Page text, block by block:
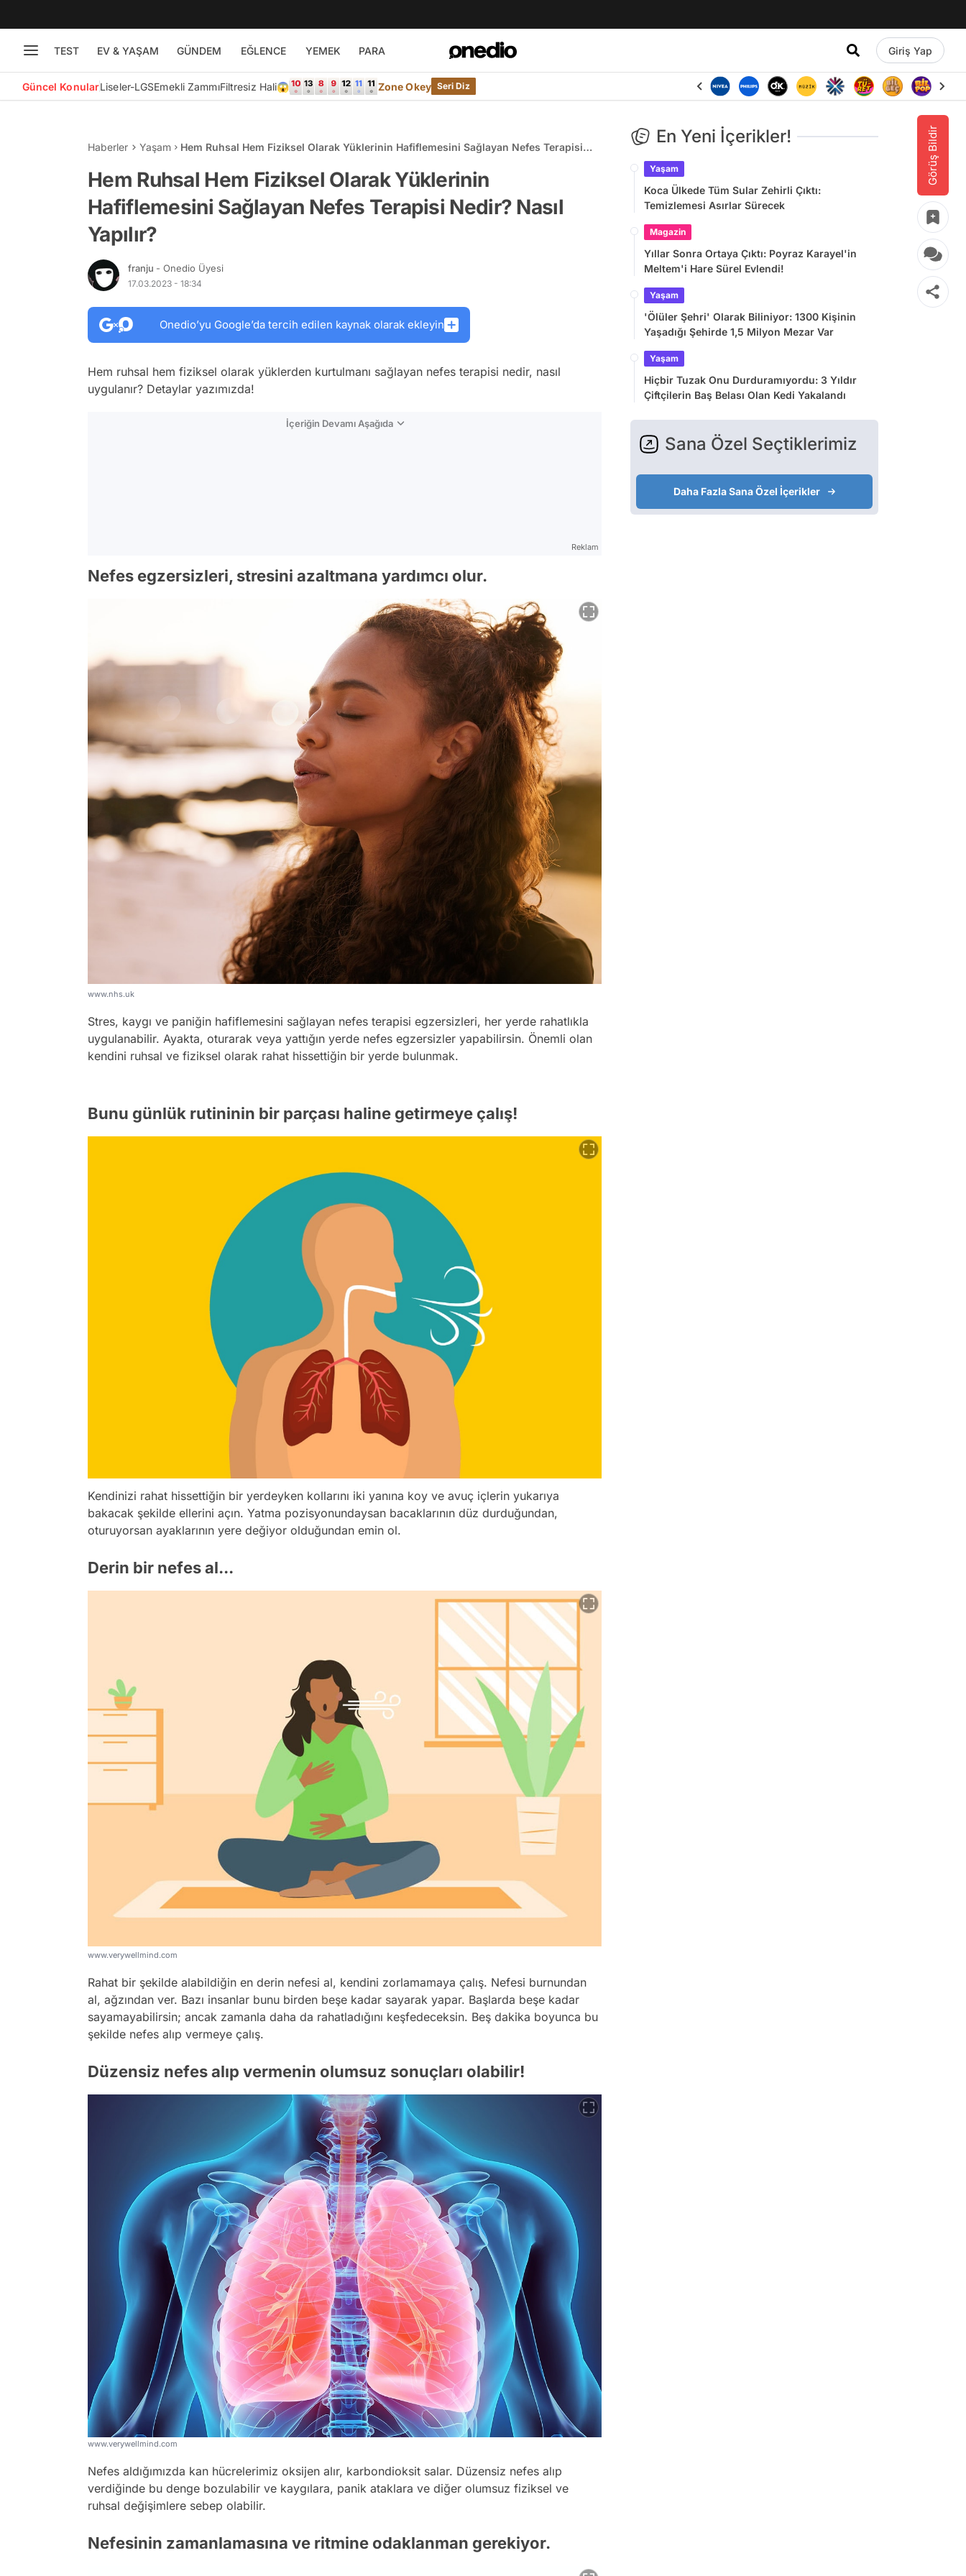
TEST EV & YAŞAM GÜNDEM EĞLENCE YEMEK PARA Giriş Yap
Güncel KonularLiseler-LGSEmekli ZammıFiltresiz Hali😱 Zone Okey Seri Diz
Görüş Bildir
Haberler Yaşam
Hem Ruhsal Hem Fiziksel Olarak Yüklerinin Hafiflemesini Sağlayan Nefes Terapisi
Hem Ruhsal Hem Fiziksel Olarak Yüklerinin
Hafiflemesini Sağlayan Nefes Terapisi Nedir? Nasıl
Yapılır?
franju - Onedio Üyesi
17.03.2023 - 18:34
Onedio’yu Google’da tercih edilen kaynak olarak ekleyin
Hem ruhsal hem fiziksel olarak yüklerden kurtulmanı sağlayan nefes terapisi nedir, nasıl
uygulanır? Detaylar yazımızda!
İçeriğin Devamı Aşağıda
Reklam
Nefes egzersizleri, stresini azaltmana yardımcı olur.
www.nhs.uk
Stres, kaygı ve paniğin hafiflemesini sağlayan nefes terapisi egzersizleri, her yerde rahatlıkla
uygulanabilir. Ayakta, oturarak veya yattığın yerde nefes egzersizler yapabilirsin. Önemli olan
kendini ruhsal ve fiziksel olarak rahat hissettiğin bir yerde bulunmak.
Bunu günlük rutininin bir parçası haline getirmeye çalış!
Kendinizi rahat hissettiğin bir yerdeyken kollarını iki yanına koy ve avuç içlerin yukarıya
bakacak şekilde ellerini açın. Yatma pozisyonundaysan bacaklarının düz durduğundan,
oturuyorsan ayaklarının yere değiyor olduğundan emin ol.
Derin bir nefes al...
www.verywellmind.com
Rahat bir şekilde alabildiğin en derin nefesi al, kendini zorlamamaya çalış. Nefesi burnundan
al, ağzından ver. Bazı insanlar bunu birden beşe kadar sayarak yapar. Başlarda beşe kadar
sayamayabilirsin; ancak zamanla daha da rahatladığını keşfedeceksin. Beş dakika boyunca bu
şekilde nefes alıp vermeye çalış.
Düzensiz nefes alıp vermenin olumsuz sonuçları olabilir!
www.verywellmind.com
Nefes aldığımızda kan hücrelerimiz oksijen alır, karbondioksit salar. Düzensiz nefes alıp
verdiğinde bu denge bozulabilir ve kaygılara, panik ataklara ve diğer olumsuz fiziksel ve
ruhsal değişimlere sebep olabilir.
Nefesinin zamanlamasına ve ritmine odaklanman gerekiyor.
En Yeni İçerikler!
Yaşam
Koca Ülkede Tüm Sular Zehirli Çıktı:
Temizlemesi Asırlar Sürecek
Magazin
Yıllar Sonra Ortaya Çıktı: Poyraz Karayel'in
Meltem'i Hare Sürel Evlendi!
Yaşam
'Ölüler Şehri' Olarak Biliniyor: 1300 Kişinin
Yaşadığı Şehirde 1,5 Milyon Mezar Var
Yaşam
Hiçbir Tuzak Onu Durduramıyordu: 3 Yıldır
Çiftçilerin Baş Belası Olan Kedi Yakalandı
Sana Özel Seçtiklerimiz
Daha Fazla Sana Özel İçerikler